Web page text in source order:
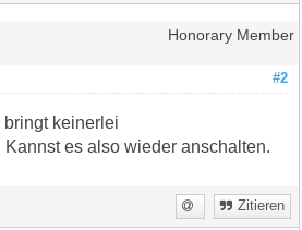
Honorary Member
#2
keinerlei
es also wieder anschalten.
Zitieren